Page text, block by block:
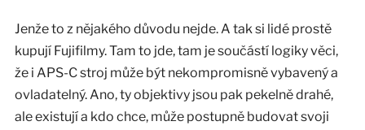
Jenže to z nějakého důvodu nejde. A tak si lidé prostě
kupují Fujifilmy. Tam to jde, tam je součástí logiky věci,
že i APS-C stroj může být nekompromisně vybavený a
ovladatelný. Ano, ty objektivy jsou pak pekelně drahé,
ale existují a kdo chce, může postupně budovat svoji